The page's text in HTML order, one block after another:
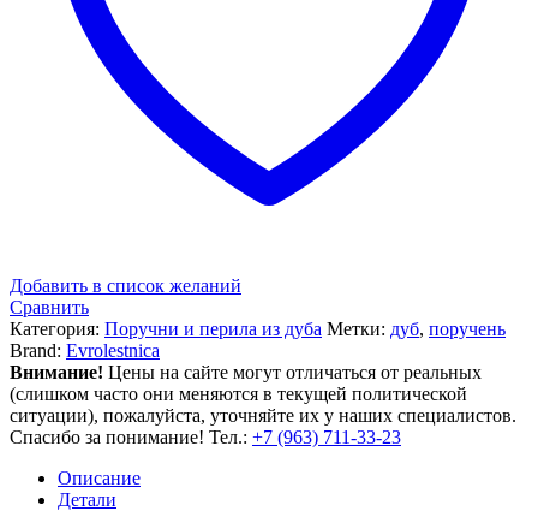
Добавить в список желаний
Сравнить
Категория: Поручни и перила из дуба Метки: дуб, поручень
Brand: Evrolestnica
Внимание! Цены на сайте могут отличаться от реальных
(слишком часто они меняются в текущей политической
ситуации), пожалуйста, уточняйте их у наших специалистов.
Спасибо за понимание! Тел.: +7 (963) 711-33-23
Описание
Детали